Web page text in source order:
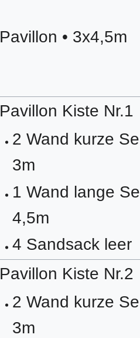
Pavillon • 3x4,5m
Pavillon Kiste Nr.1
2 Wand kurze
3m
1 Wand lange
4,5m
4 Sandsack leer
Pavillon Kiste Nr.2
2 Wand kurze
3m